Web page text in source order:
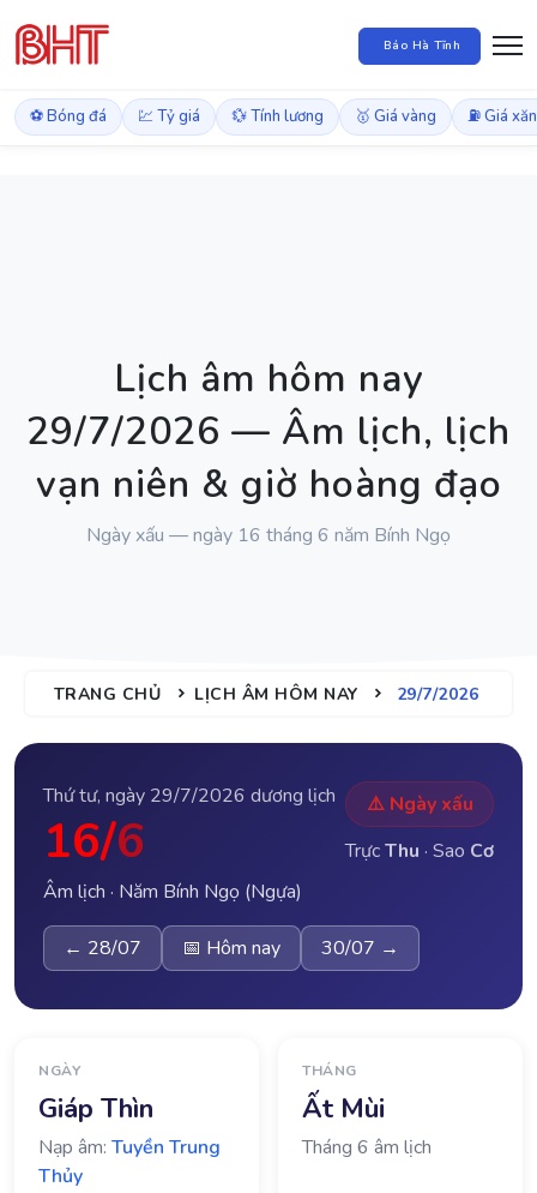
Báo Hà Tĩnh
⚽ Bóng đá 💹 Tỷ giá 💱 Tính lương 🥇 Giá vàng ⛽ Giá
Lịch âm hôm nay
29/7/2026 — Âm lịch, lịch
vạn niên & giờ hoàng đạo
Ngày xấu — ngày 16 tháng 6 năm Bính Ngọ
TRANG CHỦ LỊCH ÂM HÔM NAY 29/7/2026
Thứ tư, ngày 29/7/2026 dương lịch
16/6
Âm lịch · Năm Bính Ngọ (Ngựa)
⚠️ Ngày xấu
TrựcThu · Sao Cơ
← 28/07 📅 Hôm nay 30/07 →
NGÀY
Giáp Thìn
Nạp âm: Tuyền Trung
Thủy
THÁNG
Ất Mùi
Tháng 6 âm lịch